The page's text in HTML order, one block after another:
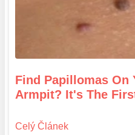
Find Papillomas On
Armpit? It's The